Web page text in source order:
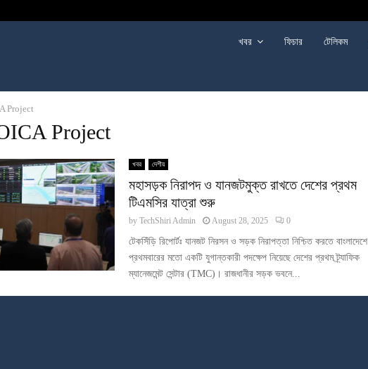
খবর ফিচার টেলিকম
Project
Project
খবর দেশীয়
মহাসড়ক নিরাপদ ও যানজটমুক্ত রাখতে দেশের প্রথম
টিএমসির যাত্রা শুরু
by TechShiri Admin August 28, 2025 0
টেকসিঁড়ি রিপোর্টঃ যানজট নিরসন ও সড়ক নিরাপত্তা নিশ্চিত করতে বাংলাদেশে
প্রথমবারের মতো একটি যুগান্তকারী পদক্ষেপ নিয়েছে দেশের প্রথম ট্র্যাফিক
ম্যানেজমেন্ট সেন্টার (TMC)। রাজধানীর সড়ক ভবনে...